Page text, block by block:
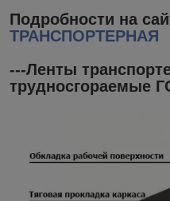
Подробности на
ТРАНСПОРТЕРНАЯ
---Ленты
трудносгораемые